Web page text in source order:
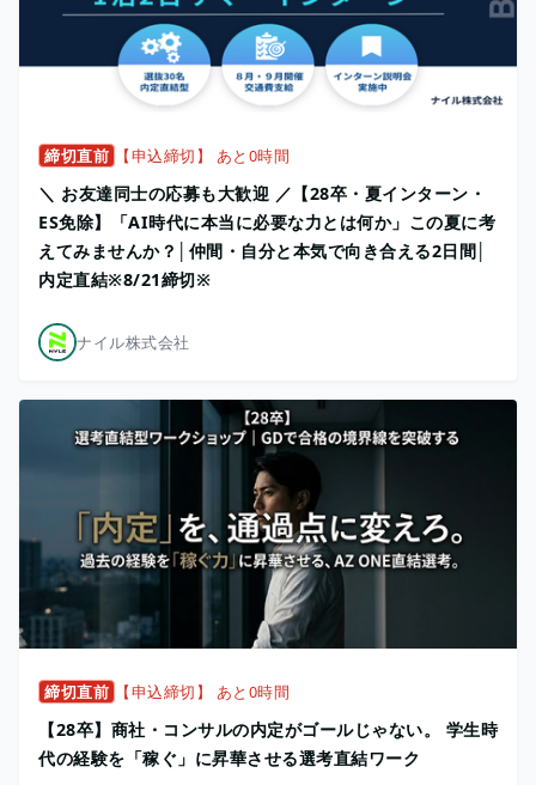
締切直前 【申込締切】 あと0時間
＼ お友達同士の応募も大歓迎 ／【28卒・夏インターン・
ES免除】「AI時代に本当に必要な力とは何か」この夏に考
えてみませんか？│仲間・自分と本気で向き合える2日間│
内定直結※8/21締切※
ナイル株式会社
締切直前 【申込締切】 あと0時間
【28卒】商社・コンサルの内定がゴールじゃない。 学生時
代の経験を「稼ぐ」に昇華させる選考直結ワーク